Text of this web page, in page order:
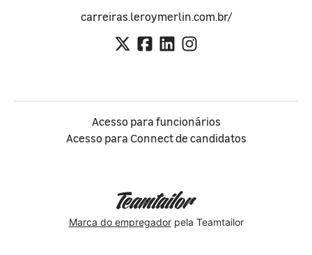
carreiras.leroymerlin.com.br/
Acesso para funcionários
Acesso para Connect de candidatos
Marca do empregadorpela Teamtailor